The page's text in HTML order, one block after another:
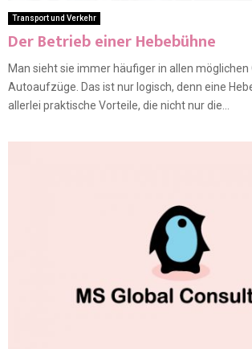
Transport und Verkehr
Der Betrieb einer Hebebühne
Man sieht sie immer häufiger in allen möglichen
Autoaufzüge. Das ist nur logisch, denn eine
allerlei praktische Vorteile, die nicht nur die...